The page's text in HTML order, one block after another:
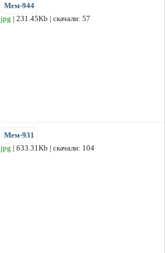
Мем-944
jpg | 231.45Kb | скачали: 57
Мем-931
jpg | 633.31Kb | скачали: 104